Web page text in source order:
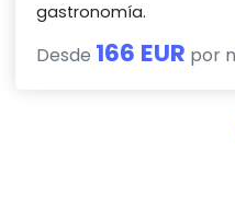
gastronomía.
Desde 166 EUR por